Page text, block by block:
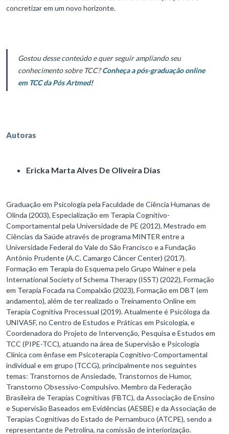
concretizar em um novo horizonte.
Gostou desse conteúdo e quer seguir ampliando seu
conhecimento sobre TCC?Conheça a pós-graduação online
em TCC da Pós Artmed!
Autoras
Ericka Marta Alves De Oliveira Dias
Graduação em Psicologia pela Faculdade de Ciência Humanas de
Olinda (2003), Especialização em Terapia Cognitivo-
Comportamental pela Universidade de PE (2012), Mestrado em
Ciências da Saúde através de programa MINTER entre a
Universidade Federal do Vale do São Francisco e a Fundação
Antônio Prudente (A.C. Camargo Câncer Center) (2017).
Formação em Terapia do Esquema pelo Grupo Wainer e pela
International Society of Schema Therapy (ISST) (2022), Formação
em Terapia Focada na Compaixão (2023), Formação em DBT (em
andamento), além de ter realizado o Treinamento Online em
Terapia Cognitiva Processual (2019). Atualmente é Psicóloga da
UNIVASF, no Centro de Estudos e Práticas em Psicologia, e
Coordenadora do Projeto de Intervenção, Pesquisa e Estudos em
TCC (PIPE-TCC), atuando na área de Supervisão e Psicologia
Clínica com ênfase em Psicoterapia Cognitivo-Comportamental
individual e em grupo (TCCG), principalmente nos seguintes
temas: Transtornos de Ansiedade, Transtornos de Humor,
Transtorno Obsessivo-Compulsivo. Membro da Federação
Brasileira de Terapias Cognitivas (FBTC), da Associação de Ensino
e Supervisão Baseados em Evidências (AESBE) e da Associação de
Terapias Cognitivas do Estado de Pernambuco (ATCPE), sendo a
representante de Petrolina, na comissão de interiorização.